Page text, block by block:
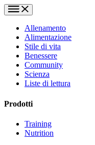
Allenamento
Alimentazione
Stile di vita
Benessere
Community
Scienza
Liste di lettura
Prodotti
Training
Nutrition